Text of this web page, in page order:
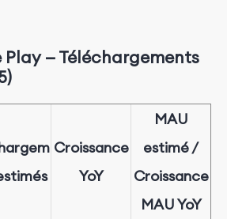
Play — Téléchargements
Croissance
YoY
MAU
estimé /
Croissance
MAU YoY